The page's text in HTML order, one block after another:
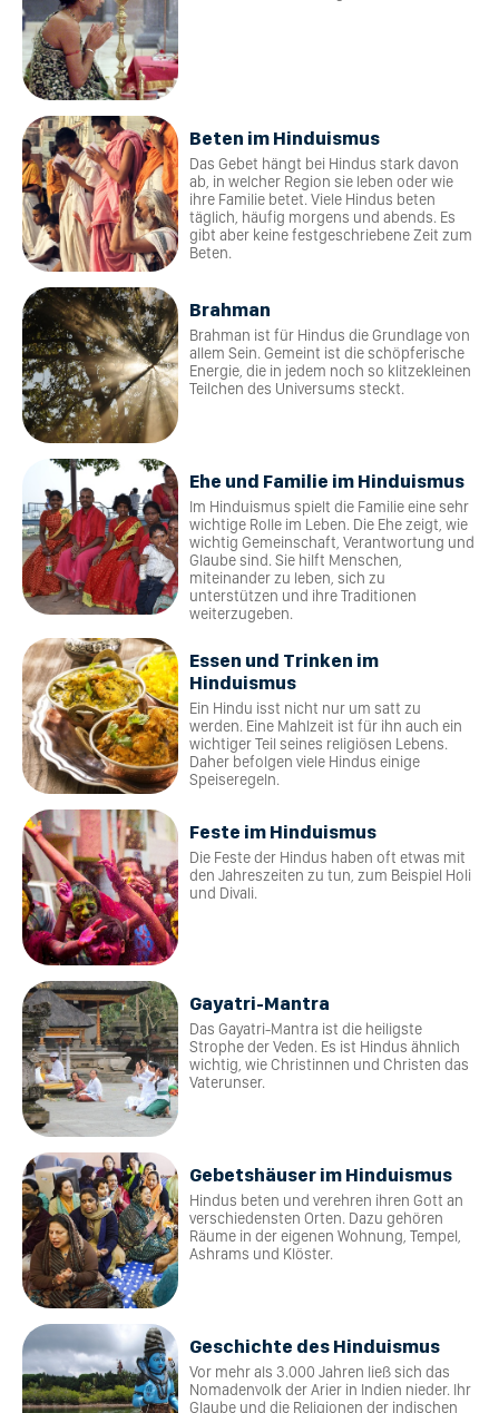
Beten im Hinduismus
Das Gebet hängt bei Hindus stark davon
ab, in welcher Region sie leben oder wie
ihre Familie betet. Viele Hindus beten
täglich, häufig morgens und abends. Es
gibt aber keine festgeschriebene Zeit zum
Beten.
Brahman
Brahman ist für Hindus die Grundlage von
allem Sein. Gemeint ist die schöpferische
Energie, die in jedem noch so klitzekleinen
Teilchen des Universums steckt.
Ehe und Familie im Hinduismus
Im Hinduismus spielt die Familie eine sehr
wichtige Rolle im Leben. Die Ehe zeigt, wie
wichtig Gemeinschaft, Verantwortung und
Glaube sind. Sie hilft Menschen,
miteinander zu leben, sich zu
unterstützen und ihre Traditionen
weiterzugeben.
Essen und Trinken im
Hinduismus
Ein Hindu isst nicht nur um satt zu
werden. Eine Mahlzeit ist für ihn auch ein
wichtiger Teil seines religiösen Lebens.
Daher befolgen viele Hindus einige
Speiseregeln.
Feste im Hinduismus
Die Feste der Hindus haben oft etwas mit
den Jahreszeiten zu tun, zum Beispiel Holi
und Divali.
Gayatri-Mantra
Das Gayatri-Mantra ist die heiligste
Strophe der Veden. Es ist Hindus ähnlich
wichtig, wie Christinnen und Christen das
Vaterunser.
Gebetshäuser im Hinduismus
Hindus beten und verehren ihren Gott an
verschiedensten Orten. Dazu gehören
Räume in der eigenen Wohnung, Tempel,
Ashrams und Klöster.
Geschichte des Hinduismus
Vor mehr als 3.000 Jahren ließ sich das
Nomadenvolk der Arier in Indien nieder. Ihr
Glaube und die Religionen der indischen